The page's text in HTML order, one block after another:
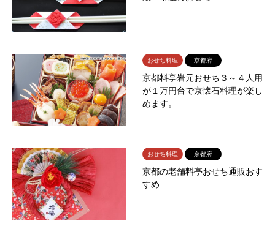
おせち料理 京都府
京都料亭岩元おせち３～４人用
が１万円台で京懐石料理が楽し
めます。
おせち料理 京都府
京都の老舗料亭おせち通販おす
すめ